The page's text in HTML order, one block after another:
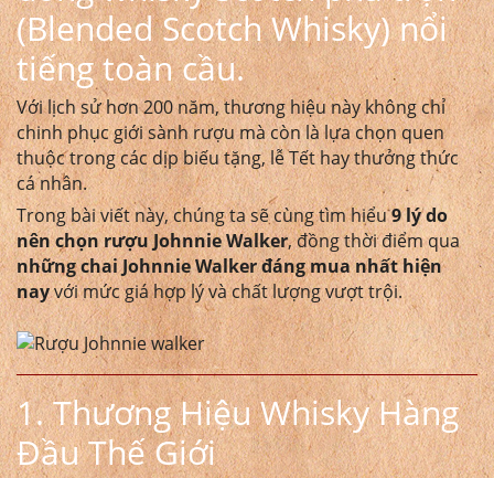
(Blended Scotch Whisky) nổi
tiếng toàn cầu.
Với lịch sử hơn 200 năm, thương hiệu này không chỉ
chinh phục giới sành rượu mà còn là lựa chọn quen
thuộc trong các dịp biếu tặng, lễ Tết hay thưởng thức
cá nhân.
Trong bài viết này, chúng ta sẽ cùng tìm hiểu9 lý do
nên chọn rượu Johnnie Walker, đồng thời điểm qua
những chai Johnnie Walker đáng mua nhất hiện
nayvới mức giá hợp lý và chất lượng vượt trội.
1. Thương Hiệu Whisky Hàng
Đầu Thế Giới